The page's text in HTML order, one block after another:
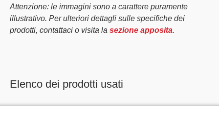
Attenzione: le immagini sono a carattere puramente
illustrativo. Per ulteriori dettagli sulle specifiche dei
prodotti, contattaci o visita la sezione apposita.
Elenco dei prodotti usati